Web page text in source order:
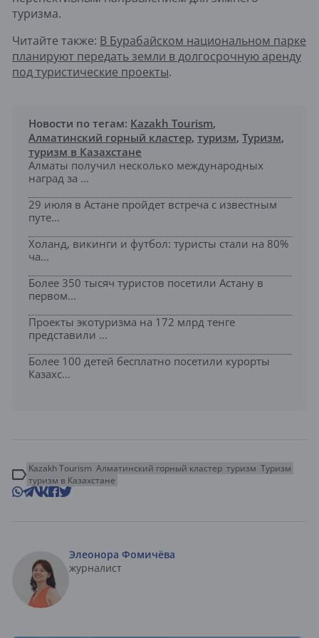
туризма.
Читайте также: В Бурабайском национальном парке
планируют передать земли в долгосрочную аренду
под туристические проекты.
Новости по тегам: Kazakh Tourism,
Алматинский горный кластер, туризм, Туризм,
туризм в Казахстане
Алматы получил несколько международных
наград за ...
29 июля в Астане пройдет встреча с известным
путе...
Холанд, викинги и футбол: туристы стали на 80%
ча...
Более 350 тысяч туристов посетили Астану в
первом...
Проекты экотуризма на 172 млрд тенге
представили ...
Более 100 детей бесплатно посетили курорты
Казахс...
Kazakh Tourism Алматинский горный кластер туризм Туризм
туризм в Казахстане
Элеонора Фомичёва
журналист